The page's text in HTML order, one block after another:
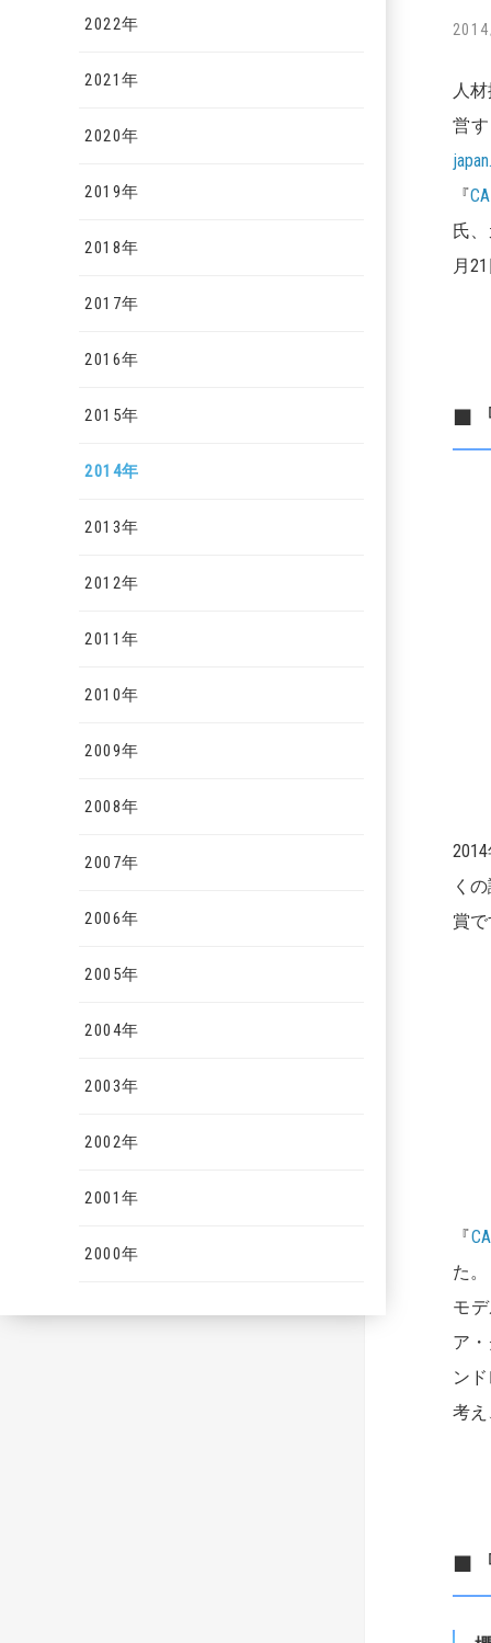
2022年
2021年
2020年
2019年
2018年
2017年
2016年
2015年
2014年
2013年
2012年
2011年
2010年
2009年
2008年
2007年
2006年
2005年
2004年
2003年
2002年
2001年
2000年
人
営
『
氏
月
■
く
賞
『
た
モ
ア
ン
考
■